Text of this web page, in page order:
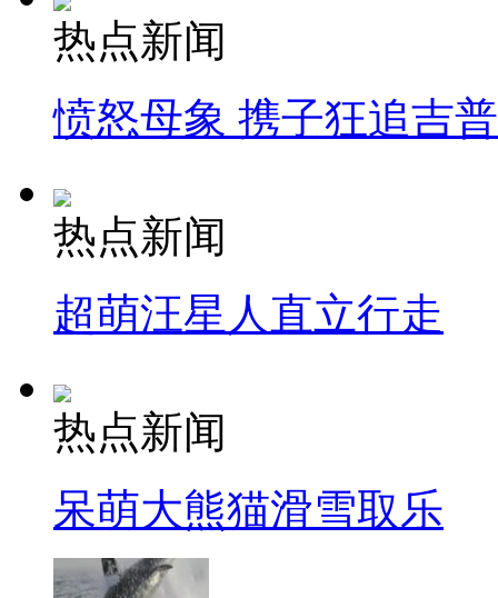
热点新闻
愤怒母象 携子狂追吉
热点新闻
超萌汪星人直立行走
热点新闻
呆萌大熊猫滑雪取乐